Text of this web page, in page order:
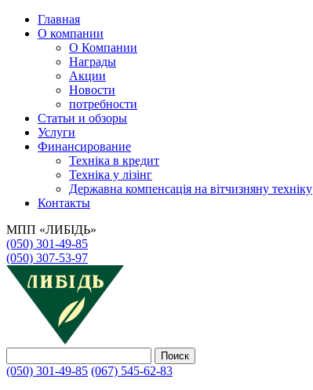
Главная
О компании
О Компании
Награды
Акции
Новости
потребности
Статьи и обзоры
Услуги
Финансирование
Техніка в кредит
Техніка у лізінг
Державна компенсація на вітчизняну техніку
Контакты
МПП «ЛИБІДЬ»
(050) 301-49-85
(050) 307-53-97
Поиск
(050) 301-49-85 (067) 545-62-83